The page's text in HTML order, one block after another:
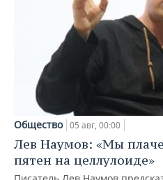
Общество 05 авг, 00:00
Лев Наумов: «Мы
пятен на целлулоиде»